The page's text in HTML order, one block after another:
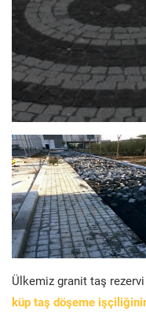
Ülkemiz granit taş rezervi
küp taş döşeme